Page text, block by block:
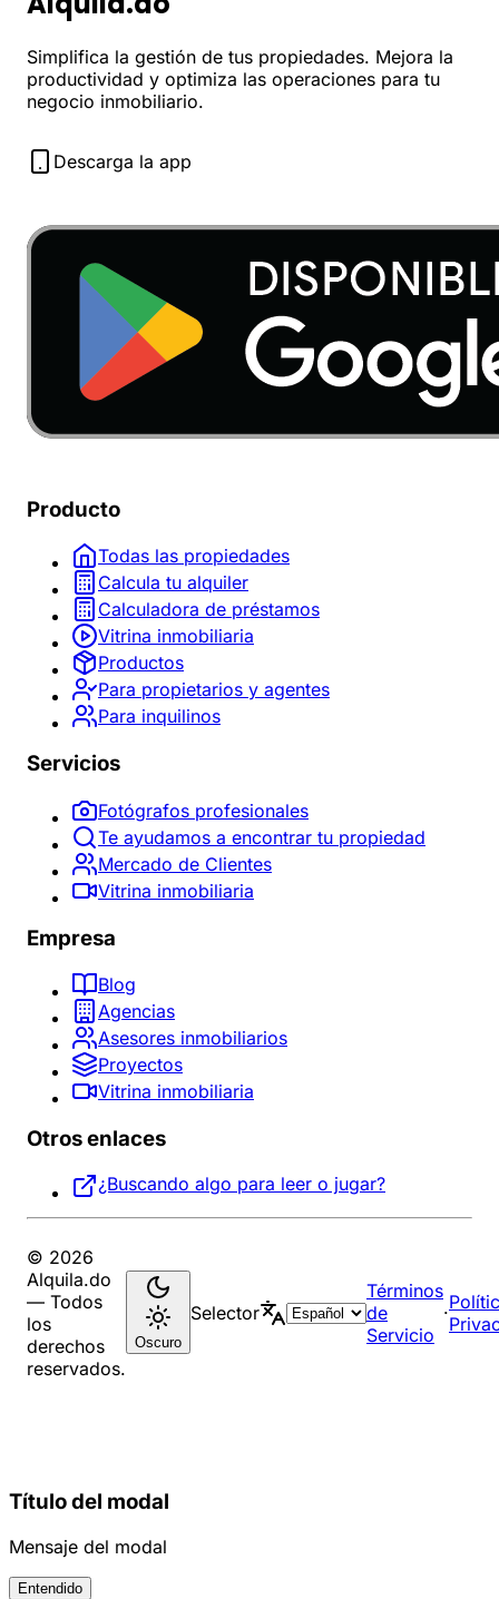
Simplifica la gestión de tus propiedades. Mejora la
productividad y optimiza las operaciones para tu
negocio inmobiliario.
Descarga la app
Producto
Todas las propiedades
Calcula tu alquiler
Calculadora de préstamos
Vitrina inmobiliaria
Productos
Para propietarios y agentes
Para inquilinos
Servicios
Fotógrafos profesionales
Te ayudamos a encontrar tu propiedad
Mercado de Clientes
Vitrina inmobiliaria
Empresa
Blog
Agencias
Asesores inmobiliarios
Proyectos
Vitrina inmobiliaria
Otros enlaces
¿Buscando algo para leer o jugar?
© 2026
Alquila.do
— Todos
los
derechos
reservados.
Oscuro
Selector
Términos
de
Servicio
·
Título del modal
Mensaje del modal
Entendido